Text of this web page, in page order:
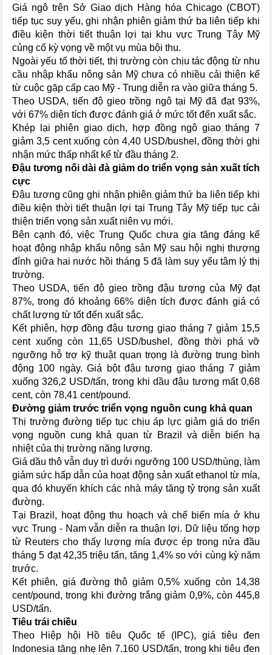
Giá ngô trên Sở Giao dịch Hàng hóa Chicago (CBOT)
tiếp tục suy yếu, ghi nhận phiên giảm thứ ba liên tiếp khi
điều kiện thời tiết thuận lợi tại khu vực Trung Tây Mỹ
củng cố kỳ vọng về một vụ mùa bội thu.
Ngoài yếu tố thời tiết, thị trường còn chịu tác động từ nhu
cầu nhập khẩu nông sản Mỹ chưa có nhiều cải thiện kể
từ cuộc gặp cấp cao Mỹ - Trung diễn ra vào giữa tháng 5.
Theo USDA, tiến độ gieo trồng ngô tại Mỹ đã đạt 93%,
với 67% diện tích được đánh giá ở mức tốt đến xuất sắc.
Khép lại phiên giao dịch, hợp đồng ngô giao tháng 7
giảm 3,5 cent xuống còn 4,40 USD/bushel, đồng thời ghi
nhận mức thấp nhất kể từ đầu tháng 2.
Đậu tương nối dài đà giảm do triển vọng sản xuất tích
cực
Đậu tương cũng ghi nhận phiên giảm thứ ba liên tiếp khi
điều kiện thời tiết thuận lợi tại Trung Tây Mỹ tiếp tục cải
thiện triển vọng sản xuất niên vụ mới.
Bên cạnh đó, việc Trung Quốc chưa gia tăng đáng kể
hoạt động nhập khẩu nông sản Mỹ sau hội nghị thượng
đỉnh giữa hai nước hồi tháng 5 đã làm suy yếu tâm lý thị
trường.
Theo USDA, tiến độ gieo trồng đậu tương của Mỹ đạt
87%, trong đó khoảng 66% diện tích được đánh giá có
chất lượng từ tốt đến xuất sắc.
Kết phiên, hợp đồng đậu tương giao tháng 7 giảm 15,5
cent xuống còn 11,65 USD/bushel, đồng thời phá vỡ
ngưỡng hỗ trợ kỹ thuật quan trọng là đường trung bình
động 100 ngày. Giá bột đậu tương giao tháng 7 giảm
xuống 326,2 USD/tấn, trong khi dầu đậu tương mất 0,68
cent, còn 78,41 cent/pound.
Đường giảm trước triển vọng nguồn cung khả quan
Thị trường đường tiếp tục chịu áp lực giảm giá do triển
vọng nguồn cung khả quan từ Brazil và diễn biến hạ
nhiệt của thị trường năng lượng.
Giá dầu thô vẫn duy trì dưới ngưỡng 100 USD/thùng, làm
giảm sức hấp dẫn của hoạt động sản xuất ethanol từ mía,
qua đó khuyến khích các nhà máy tăng tỷ trọng sản xuất
đường.
Tại Brazil, hoạt động thu hoạch và chế biến mía ở khu
vực Trung - Nam vẫn diễn ra thuận lợi. Dữ liệu tổng hợp
từ Reuters cho thấy lượng mía được ép trong nửa đầu
tháng 5 đạt 42,35 triệu tấn, tăng 1,4% so với cùng kỳ năm
trước.
Kết phiên, giá đường thô giảm 0,5% xuống còn 14,38
cent/pound, trong khi đường trắng giảm 0,9%, còn 445,8
USD/tấn.
Tiêu trái chiều
Theo Hiệp hội Hồ tiêu Quốc tế (IPC), giá tiêu đen
Indonesia tăng nhẹ lên 7.160 USD/tấn, trong khi tiêu đen